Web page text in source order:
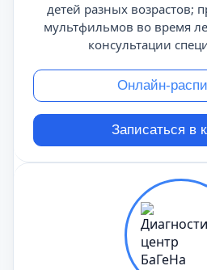
детей разных возрастов;
мультфильмов во время
консультации
Онлайн-
Записаться в